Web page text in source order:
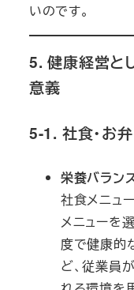
いのです。
5. 健康経営と
意義
5-1. 社食・お
栄養バラン
社食メニュ
メニューを
度で健康的
ど、従業員